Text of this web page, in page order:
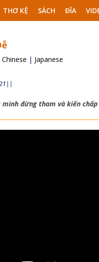
THƠ KỆ SÁCH ĐĨA
Chinese | Japanese
đừng tham và kiến chấp